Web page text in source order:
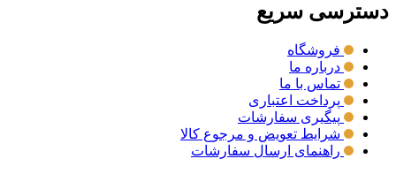
دسترسی سریع
فروشگاه
درباره ما
تماس با ما
پرداخت اعتباری
پیگیری سفارشات
شرایط تعویض و مرجوع کالا
راهنمای ارسال سفارشات